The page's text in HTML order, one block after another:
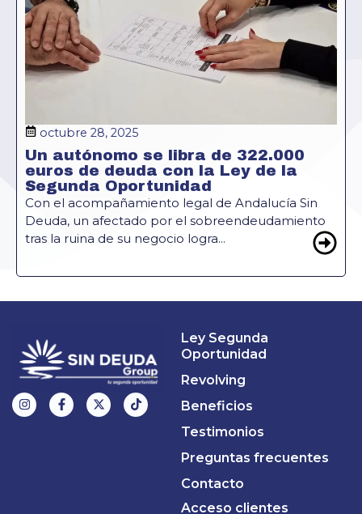
octubre 28, 2025
Un autónomo se libra de 322.000
euros de deuda con la Ley de la
Segunda Oportunidad
Con el acompañamiento legal de Andalucía Sin
Deuda, un afectado por el sobreendeudamiento
tras la ruina de su negocio logra...
Ley Segunda
Oportunidad
Revolving
Beneficios
Testimonios
Preguntas frecuentes
Contacto
Acceso clientes